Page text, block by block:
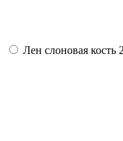
Лен слоновая кость